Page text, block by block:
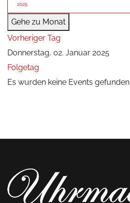
Gehe zu Monat
Vorheriger Tag
Donnerstag, 02. Januar 2025
Folgetag
Es wurden keine Events gefunden